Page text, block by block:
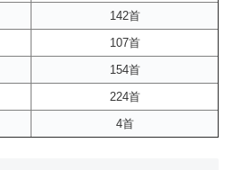
142首
107首
154首
224首
4首